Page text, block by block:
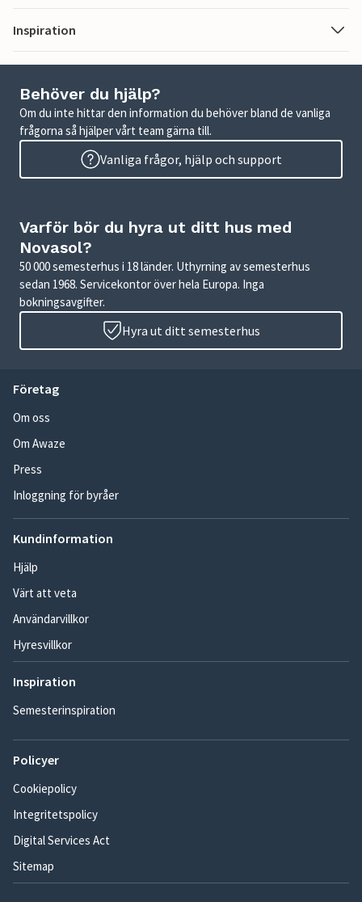
Inspiration
Behöver du hjälp?
Om du inte hittar den information du behöver bland de vanliga
frågorna så hjälper vårt team gärna till.
Vanliga frågor, hjälp och support
Varför bör du hyra ut ditt hus med
Novasol?
50 000 semesterhus i 18 länder. Uthyrning av semesterhus
sedan 1968. Servicekontor över hela Europa. Inga
bokningsavgifter.
Hyra ut ditt semesterhus
Företag
Om oss
Om Awaze
Press
Inloggning för byråer
Kundinformation
Hjälp
Värt att veta
Användarvillkor
Hyresvillkor
Inspiration
Semesterinspiration
Policyer
Cookiepolicy
Integritetspolicy
Digital Services Act
Sitemap